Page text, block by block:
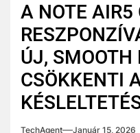
A NOTE AIR5
ÚJ, SMOOTH
CSÖKKENTI
TechAgent Január 15, 2026